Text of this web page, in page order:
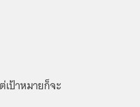
เป้าหมายก็จะ